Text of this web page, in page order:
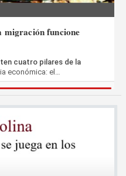
migración funcione
cuatro pilares de la
económica: el…